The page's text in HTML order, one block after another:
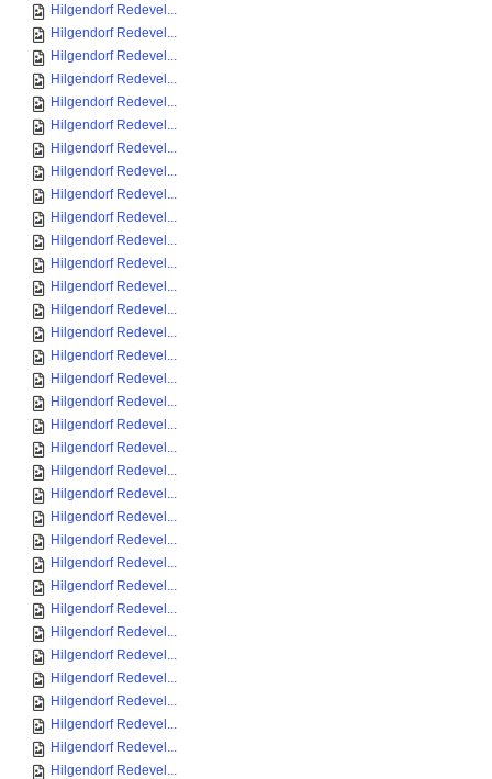
Hilgendorf Redevel...
Hilgendorf Redevel...
Hilgendorf Redevel...
Hilgendorf Redevel...
Hilgendorf Redevel...
Hilgendorf Redevel...
Hilgendorf Redevel...
Hilgendorf Redevel...
Hilgendorf Redevel...
Hilgendorf Redevel...
Hilgendorf Redevel...
Hilgendorf Redevel...
Hilgendorf Redevel...
Hilgendorf Redevel...
Hilgendorf Redevel...
Hilgendorf Redevel...
Hilgendorf Redevel...
Hilgendorf Redevel...
Hilgendorf Redevel...
Hilgendorf Redevel...
Hilgendorf Redevel...
Hilgendorf Redevel...
Hilgendorf Redevel...
Hilgendorf Redevel...
Hilgendorf Redevel...
Hilgendorf Redevel...
Hilgendorf Redevel...
Hilgendorf Redevel...
Hilgendorf Redevel...
Hilgendorf Redevel...
Hilgendorf Redevel...
Hilgendorf Redevel...
Hilgendorf Redevel...
Hilgendorf Redevel...